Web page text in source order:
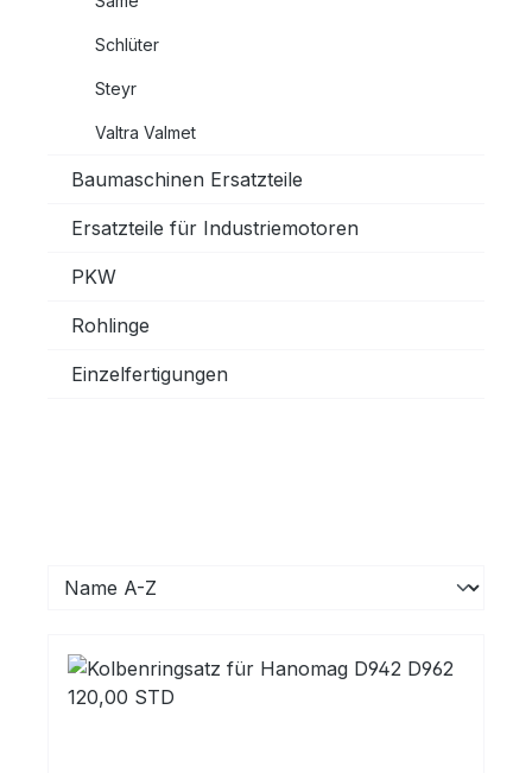
Schlüter
Steyr
Valtra Valmet
Baumaschinen Ersatzteile
Ersatzteile für Industriemotoren
PKW
Rohlinge
Einzelfertigungen